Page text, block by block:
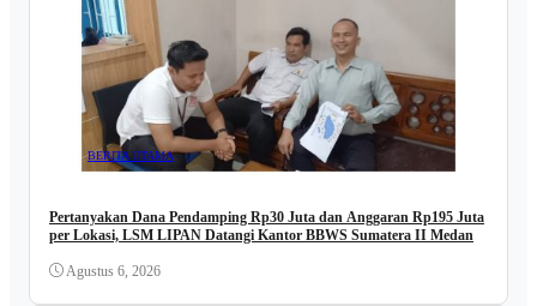
BERITA UTAMA
Pertanyakan Dana Pendamping Rp30 Juta dan Anggaran Rp195 Juta
per Lokasi, LSM LIPAN Datangi Kantor BBWS Sumatera II Medan
Agustus 6, 2026